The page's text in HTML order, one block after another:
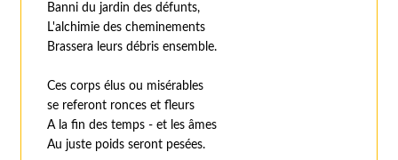
Banni du jardin des défunts,
L'alchimie des cheminements
Brassera leurs débris ensemble.
Ces corps élus ou misérables
se referont ronces et fleurs
A la fin des temps - et les âmes
Au juste poids seront pesées.